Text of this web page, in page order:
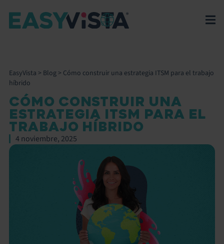
EasyVista > Blog> Cómo construir una estrategia ITSM para el trabajo
híbrido
CÓMO CONSTRUIR UNA
ESTRATEGIA ITSM PARA EL
TRABAJO HÍBRIDO
4 noviembre, 2025